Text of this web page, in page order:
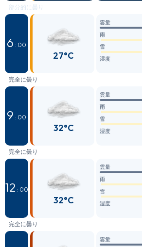
部分的に曇り
6 : 00
27°C
雲量
雨
雪
湿度
完全に曇り
9 : 00
32°C
雲量
雨
雪
湿度
完全に曇り
12 : 00
32°C
雲量
雨
雪
湿度
完全に曇り
雲量